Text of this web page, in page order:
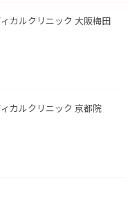
カルクリニック 大阪梅田
カルクリニック 京都院